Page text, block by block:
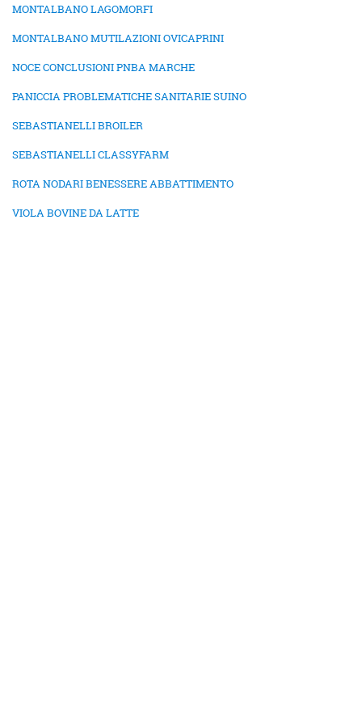
MONTALBANO LAGOMORFI
MONTALBANO MUTILAZIONI OVICAPRINI
NOCE CONCLUSIONI PNBA MARCHE
PANICCIA PROBLEMATICHE SANITARIE SUINO
SEBASTIANELLI BROILER
SEBASTIANELLI CLASSYFARM
ROTA NODARI BENESSERE ABBATTIMENTO
VIOLA BOVINE DA LATTE